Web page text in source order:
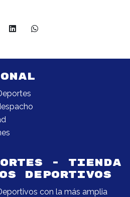
- TIENDA
DEPORTIVOS
con la más amplia